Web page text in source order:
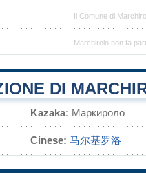
Il Comune di
Marchirolo non fa
DI
Kazaka: Маркироло
Cinese: 马尔基罗洛